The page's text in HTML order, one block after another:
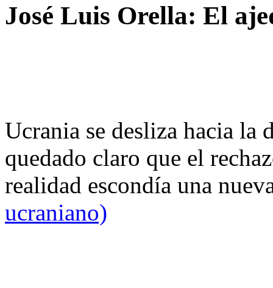
José Luis Orella: El
Ucrania se desliza hacia
quedado claro que el
realidad escondía una
ucraniano)